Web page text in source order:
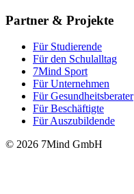
Partner & Projekte
Für Stu­die­rende
Für den Schulalltag
7Mind Sport
Für Unter­neh­men
Für Gesund­heits­be­ra­ter
Für Beschäftigte
Für Auszubildende
© 2026 7Mind GmbH